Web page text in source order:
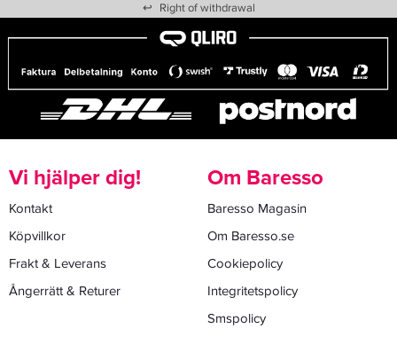
↩ Right of withdrawal
Vi hjälper dig!
Kontakt
Köpvillkor
Frakt & Leverans
Ångerrätt & Returer
Om Baresso
Baresso Magasin
Om Baresso.se
Cookiepolicy
Integritetspolicy
Smspolicy